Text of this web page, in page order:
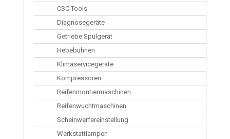
CSC Tools
Diagnosegeräte
Getriebe Spülgerät
Hebebühnen
Klimaservicegeräte
Kompressoren
Reifenmontiermaschinen
Reifenwuchtmaschinen
Scheinwerfereinstellung
Werkstattlampen